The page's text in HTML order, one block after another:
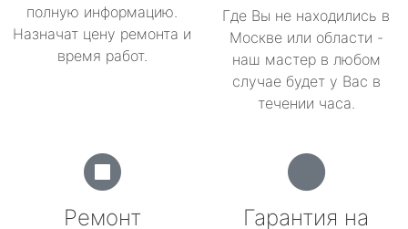
полную информацию.
Назначат цену ремонта и
время работ.
Где Вы не находились в
Москве или области -
наш мастер в любом
случае будет у Вас в
течении часа.
Ремонт
Гарантия на